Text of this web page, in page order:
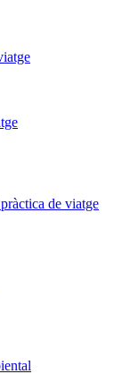
de viatge